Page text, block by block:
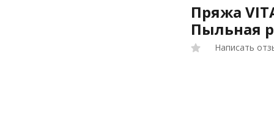
Пряжа
Пыльная
Написать